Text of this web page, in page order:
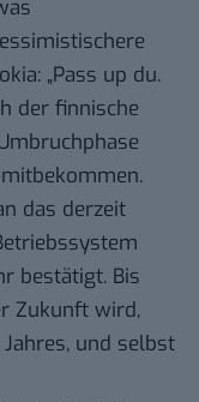
„Pass up du.
der finnische
das derzeit
bestätigt. Bis
Zukunft wird,
und selbst